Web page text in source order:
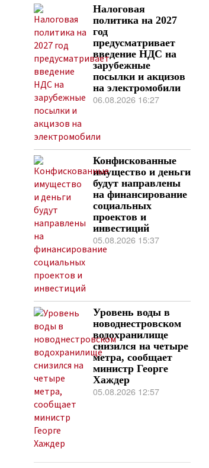
Налоговая
политика на 2027
год
предусматривает
введение НДС на
зарубежные
посылки и акцизов
на электромобили
06.08.2026 16:27
Конфискованные
имущество и деньги
будут направлены
на финансирование
социальных
проектов и
инвестиций
05.08.2026 15:37
Уровень воды в
новоднестровском
водохранилище
снизился на четыре
метра, сообщает
министр Георге
Хаждер
05.08.2026 12:57